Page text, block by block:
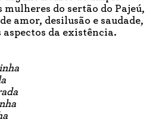
do sertão do Pajeú,
amor, desilusão e saudade,
da existência.